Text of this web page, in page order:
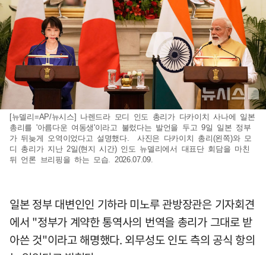
[뉴델리=AP/뉴시스] 나렌드라 모디 인도 총리가 다카이치 사나에 일본
총리를 '아름다운 여동생'이라고 불렀다는 발언을 두고 9일 일본 정부
가 뒤늦게 오역이었다고 설명했다. 사진은 다카이치 총리(왼쪽)와 모
디 총리가 지난 2일(현지 시간) 인도 뉴델리에서 대표단 회담을 마친
뒤 언론 브리핑을 하는 모습. 2026.07.09.
일본 정부 대변인인 기하라 미노루 관방장관은 기자회견
에서 "정부가 계약한 통역사의 번역을 총리가 그대로 받
아쓴 것"이라고 해명했다. 외무성도 인도 측의 공식 항의